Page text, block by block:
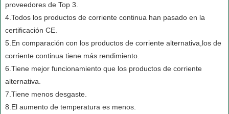
proveedores de Top 3.
4.Todos los productos de corriente continua han pasado en la
certificación CE.
5.En comparación con los productos de corriente alternativa,los de
corriente continua tiene más rendimiento.
6.Tiene mejor funcionamiento que los productos de corriente
alternativa.
7.Tiene menos desgaste.
8.El aumento de temperatura es menos.